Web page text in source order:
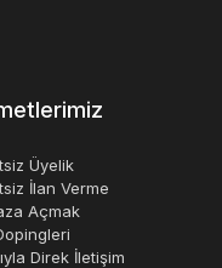
yapmadan önce
sağlar.
ürünleri satın
teknolojilere
bir kullanım
edilebilir.
Üyelik
İlan Verme
Açmak
Direk İletişim